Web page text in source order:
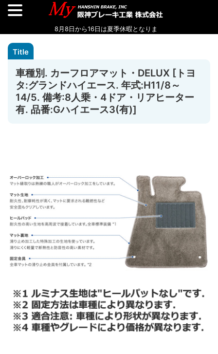
車種別. カーフロアマット・DELUX [トヨ
タ:グランドハイエース. 年式:H11/8～
14/5. 備考:8人乗・4ドア・リアヒーター
有. 品番:Gハイエース3(有)]